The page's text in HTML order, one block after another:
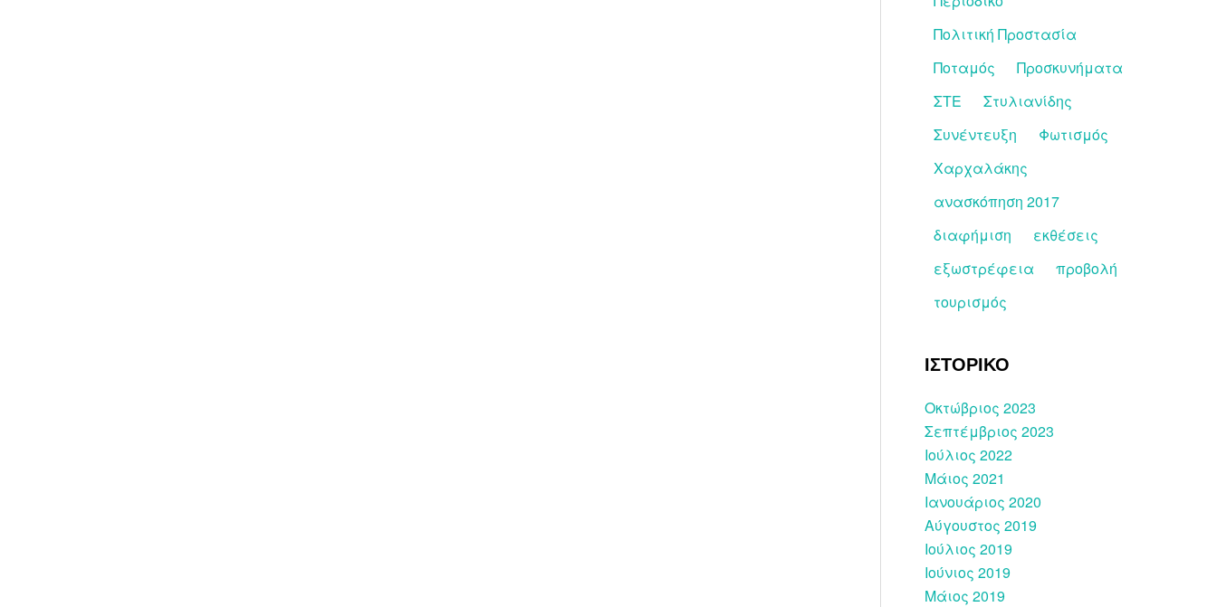
Πολιτική Προστασία
Ποταμός
Προσκυνήματα
ΣΤΕ
Στυλιανίδης
Συνέντευξη
Φωτισμός
Χαρχαλάκης
ανασκόπηση 2017
διαφήμιση
εκθέσεις
εξωστρέφεια
προβολή
τουρισμός
ΙΣΤΟΡΙΚΟ
Οκτώβριος 2023
Σεπτέμβριος 2023
Ιούλιος 2022
Μάιος 2021
Ιανουάριος 2020
Αύγουστος 2019
Ιούλιος 2019
Ιούνιος 2019
Μάιος 2019